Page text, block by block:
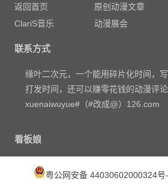
返回首页 原创动漫文章
ClariS音乐
动漫展会
联系方式
缘叶二次元，一个能用碎片化时间，
打发时间，还可以赚零花钱的动漫评论
xuenaiwuyue#（#改成@）126.com
看板娘